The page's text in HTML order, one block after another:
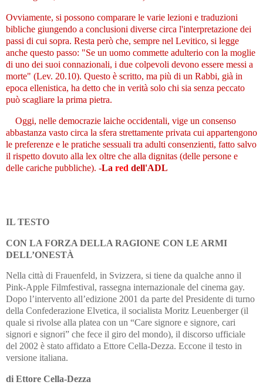
Ovviamente, si possono comparare le varie lezioni e traduzioni
bibliche giungendo a conclusioni diverse circa l'interpretazione dei
passi di cui sopra. Resta però che, sempre nel Levitico, si legge
anche questo passo: "Se un uomo commette adulterio con la moglie
di uno dei suoi connazionali, i due colpevoli devono essere messi a
morte" (Lev. 20.10). Questo è scritto, ma più di un Rabbi, già in
epoca ellenistica, ha detto che in verità solo chi sia senza peccato
può scagliare la prima pietra.
Oggi, nelle democrazie laiche occidentali, vige un consenso
abbastanza vasto circa la sfera strettamente privata cui appartengono
le preferenze e le pratiche sessuali tra adulti consenzienti, fatto salvo
il rispetto dovuto alla lex oltre che alla dignitas (delle persone e
delle cariche pubbliche). -La red dell'ADL
IL TESTO
CON LA FORZA DELLA RAGIONE CON LE ARMI
DELL’ONESTÀ
Nella città di Frauenfeld, in Svizzera, si tiene da qualche anno il
Pink-Apple Filmfestival, rassegna internazionale del cinema gay.
Dopo l’intervento all’edizione 2001 da parte del Presidente di turno
della Confederazione Elvetica, il socialista Moritz Leuenberger (il
quale si rivolse alla platea con un “Care signore e signore, cari
signori e signori” che fece il giro del mondo), il discorso ufficiale
del 2002 è stato affidato a Ettore Cella-Dezza. Eccone il testo in
versione italiana.
di Ettore Cella-Dezza